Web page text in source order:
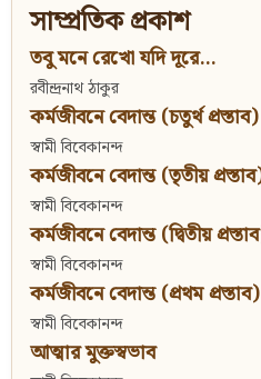
সাম্প্রতিক প্রকাশ
তবু মনে রেখো যদি দূরে...
রবীন্দ্রনাথ ঠাকুর
কর্মজীবনে বেদান্ত (চতুর্থ প্রস্তাব)
স্বামী বিবেকানন্দ
কর্মজীবনে বেদান্ত (তৃতীয়
স্বামী বিবেকানন্দ
কর্মজীবনে বেদান্ত (দ্বিতীয়
স্বামী বিবেকানন্দ
কর্মজীবনে বেদান্ত (প্রথম প্রস্তাব)
স্বামী বিবেকানন্দ
আত্মার মুক্তস্বভাব